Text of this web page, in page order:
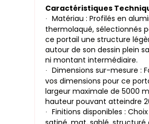
Caractéristiques
·
Matériau : Profilés en
thermolaqué, sélectionnés
ce portail une structure
autour de son dessin plein
ni montant intermédiaire.
·
Dimensions sur-mesure :
vos dimensions pour ce
largeur maximale de 5000
hauteur pouvant atteindre
·
Finitions disponibles :